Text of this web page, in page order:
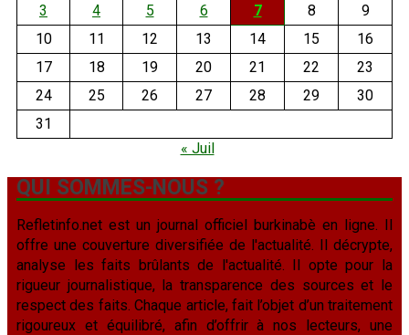
3
4 5 6 7 8
9
10
11 12 13 14 15
16
17
18 19 20 21 22
23
24
25 26 27 28 29
30
31
« Juil
QUI SOMMES-NOUS ?
Refletinfo.net est un journal officiel burkinabè en ligne. Il
offre une couverture diversifiée de l'actualité. Il décrypte,
analyse les faits brûlants de l'actualité. Il opte pour la
rigueur journalistique, la transparence des sources et le
respect des faits. Chaque article, fait l’objet d’un traitement
rigoureux et équilibré, afin d’offrir à nos lecteurs, une